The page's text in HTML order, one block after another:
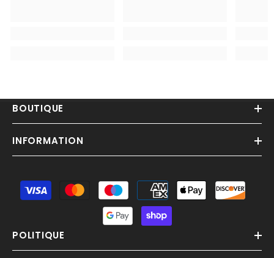
BOUTIQUE
INFORMATION
Moyens
de
POLITIQUE